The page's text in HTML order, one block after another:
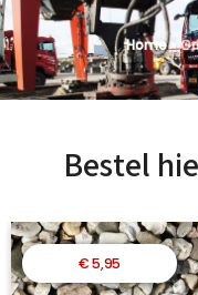
Home»
Bestel
€5,95